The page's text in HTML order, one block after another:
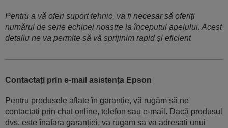
Pentru a vă oferi suport tehnic, va fi necesar să oferiți
numărul de serie echipei noastre la începutul apelului. Acest
detaliu ne va permite să vă sprijinim rapid și eficient
Contactați prin e-mail asistența Epson
Pentru produsele aflate în garanție, vă rugăm să ne
contactați prin chat online, telefon sau e-mail. Dacă produsul
dvs. este înafara garanției, va rugam sa va adresati unui